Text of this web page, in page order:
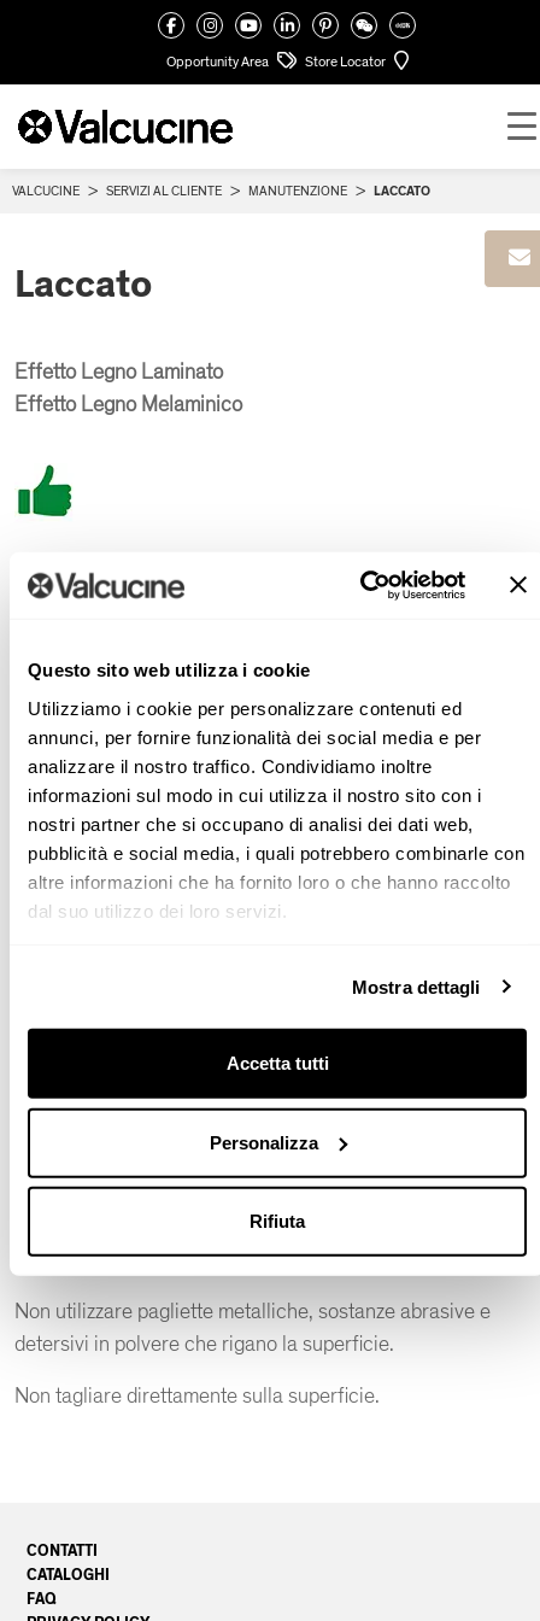
Questo sito web utilizza i cookie
Utilizziamo i cookie per personalizzare contenuti ed
annunci, per fornire funzionalità dei social media e per
analizzare il nostro traffico. Condividiamo inoltre
informazioni sul modo in cui utilizza il nostro sito con i
nostri partner che si occupano di analisi dei dati web,
pubblicità e social media, i quali potrebbero combinarle con
altre informazioni che ha fornito loro o che hanno raccolto
dal suo utilizzo dei loro servizi.
Mostra dettagli
Accetta tutti
Personalizza
Rifiuta
Opportunity Area Store Locator
VALCUCINE > SERVIZI AL CLIENTE > MANUTENZIONE > LACCATO
Laccato
Effetto Legno Laminato
Effetto Legno Melaminico
Per la pulizia quotidiana, utilizzare acqua e sapone neutro
Raccomandiamo sempre l’utilizzo di spugne e panni
morbidi, non abrasivi.
Dopo l’applicazione di qualsiasi prodotto, è sempre
necessario risciacquare abbondantemente la superficie e
asciugarla completamente con un panno pulito e asciutto.
Raccomandiamo particolare attenzione anche nell’uso
quotidiano per evitare graffi sulla superficie specialmente
Non utilizzare sostanze molto acide come i prodotti
anticalcare che possono alterare la superficie.
Sostanze chimiche come alcool, prodotti a base di acetone
e solventi leva smalto possono rovinare irrimediabilmente
la superficie.
Non utilizzare pagliette metalliche, sostanze abrasive e
detersivi in polvere che rigano la superficie.
Non tagliare direttamente sulla superficie.
CONTATTI
CATALOGHI
FAQ